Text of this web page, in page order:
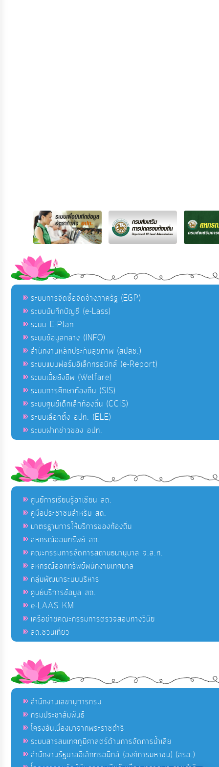
ระบบการจัดซื้อจัดจ้างภาครัฐ (EGP)
ระบบบันทึกบัญชี (e-Lass)
ระบบ E-Plan
ระบบข้อมูลกลาง (INFO)
สำนักงานหลักประกันสุขภาพ (สปสช.)
ระบบแบบฟอร์มอิเล็กทรอนิกส์ (e-Report)
ระบบเบี้ยยังชีพ (Welfare)
ระบบการศึกษาท้องถิ่น (SIS)
ระบบศูนย์เด็กเล็กท้องถิ่น (CCIS)
ระบบเลือกตั้ง อปท. (ELE)
ระบบฝากข่าวของ อปท.
ศูนย์การเรียนรู้อาเซียน สถ.
คู่มือประชาชนสำหรับ สถ.
มาตรฐานการให้บริการของท้องถิ่น
สหกรณ์ออมทรัพย์ สถ.
คณะกรรมการจัดการสถานธนานุบาล จ.ส.ท.
สหกรณ์ออกทรัพย์พนักงานเทศบาล
กลุ่มพัฒนาระบบบริหาร
ศูนย์บริการข้อมูล สถ.
e-LAAS KM
เครือข่ายคณะกรรมการตรวจสอบทางวินัย
สถ.ชวนเที่ยว
สำนักงานเลขานุการกรม
กรมประชาสัมพันธ์
โครงอันเนื่องมาจากพระราชดำริ
ระบบสารสนเทศภูมิศาสตร์ด้านการจัดการน้ำเสีย
สำนักงานรัฐบาลอิเล็กทรอนิกส์ (องค์การมหาชน) (สรอ.)